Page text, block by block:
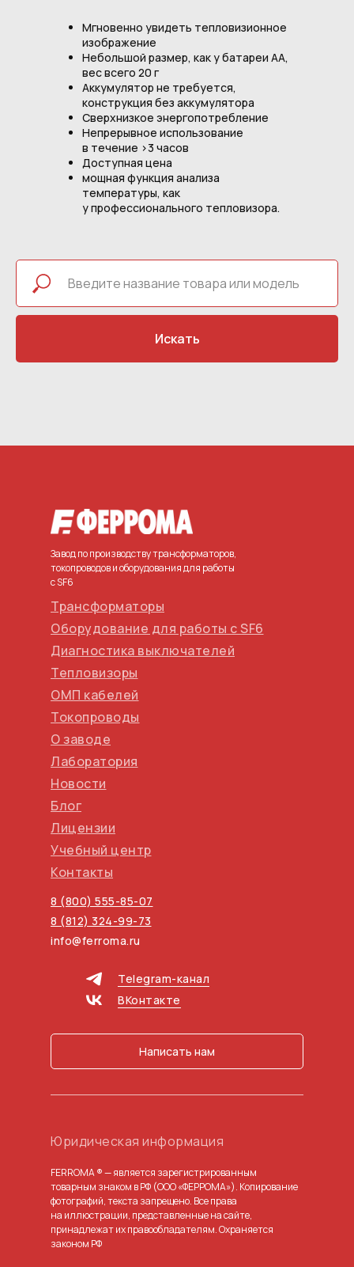
Мгновенно увидеть тепловизионное
изображение
Небольшой размер, как у батареи АА,
вес всего 20 г
Аккумулятор не требуется,
конструкция без аккумулятора
Сверхнизкое энергопотребление
Непрерывное использование
в течение >3 часов
Доступная цена
мощная функция анализа
температуры, как
у профессионального тепловизора.
Искать
Завод по производству трансформаторов,
токопроводов и оборудования для работы
с SF6
FERROMA ® — является зарегистрированным
товарным знаком в РФ (ООО «ФЕРРОМА»). Копирование
фотографий, текста запрещено. Все права
на иллюстрации, представленные на сайте,
принадлежат их правообладателям. Охраняется
законом РФ
О заводе
Лаборатория
Трансформаторы
Оборудование для работы с SF6
Диагностика выключателей
Тепловизоры
ОМП кабелей
Токопроводы
Юридическая информация
Новости
Блог
Лицензии
Учебный центр
Контакты
8 (800) 555-85-07
8 (812) 324-99-73
info@ferroma.ru
Telegram-канал
Написать нам
ВКонтакте